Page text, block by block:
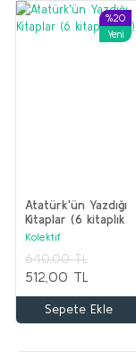
%20
Yeni
Atatürk'ün Yazdığı
Kitaplar (6 kitaplık
set)
Kolektif
640,00 TL
512,00 TL
Sepete Ekle